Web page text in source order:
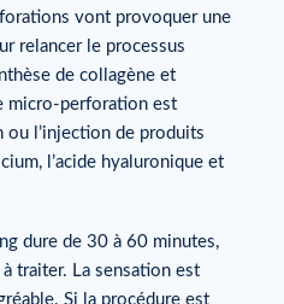
vont provoquer une
relancer le processus
de collagène et
micro-perforation est
ou l’injection de produits
l’acide hyaluronique et
dure de 30 à 60 minutes,
traiter. La sensation est
Si la procédure est